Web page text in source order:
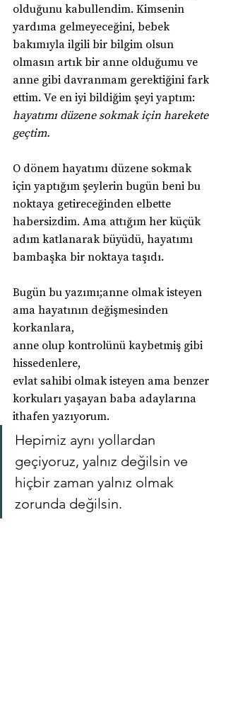
olduğunu kabullendim. Kimsenin
yardıma gelmeyeceğini, bebek
bakımıyla ilgili bir bilgim olsun
olmasın artık bir anne olduğumu ve
anne gibi davranmam gerektiğini fark
ettim. Ve en iyi bildiğim şeyi yaptım:
hayatımı düzene sokmak için harekete
geçtim.
O dönem hayatımı düzene sokmak
için yaptığım şeylerin bugün beni bu
noktaya getireceğinden elbette
habersizdim. Ama attığım her küçük
adım katlanarak büyüdü, hayatımı
bambaşka bir noktaya taşıdı.
Bugün bu yazımı;anne olmak isteyen
ama hayatının değişmesinden
korkanlara,
anne olup kontrolünü kaybetmiş gibi
hissedenlere,
evlat sahibi olmak isteyen ama benzer
korkuları yaşayan baba adaylarına
ithafen yazıyorum.
Hepimiz aynı yollardan
geçiyoruz, yalnız değilsin ve
hiçbir zaman yalnız olmak
zorunda değilsin.